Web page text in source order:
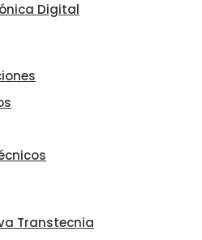
Digital
Transtecnia